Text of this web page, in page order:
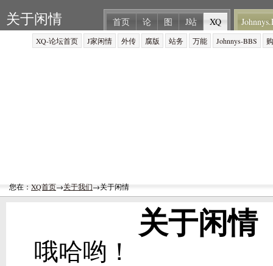
关于闲情
哦哈哟！
关于闲情 首页 论 图 J站 XQ
XQ-论坛首页 J家闲情 外传 腐版 站务 万能 Johnnys-BBS
您在： XQ首页→关于我们→关于闲情